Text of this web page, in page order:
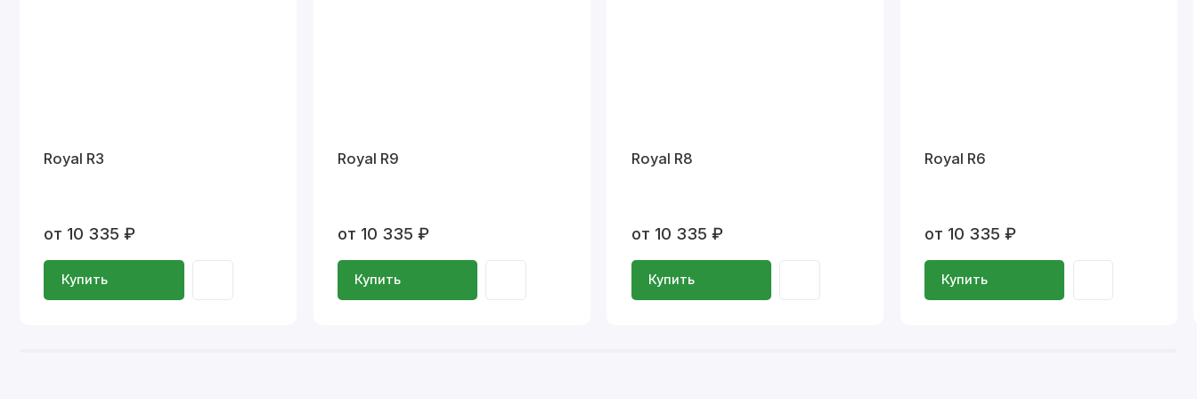
Royal R3
от 10 335 ₽
Купить
Royal R9
от 10 335 ₽
Купить
Royal R8
от 10 335 ₽
Купить
Royal R6
от 10 335 ₽
Купить